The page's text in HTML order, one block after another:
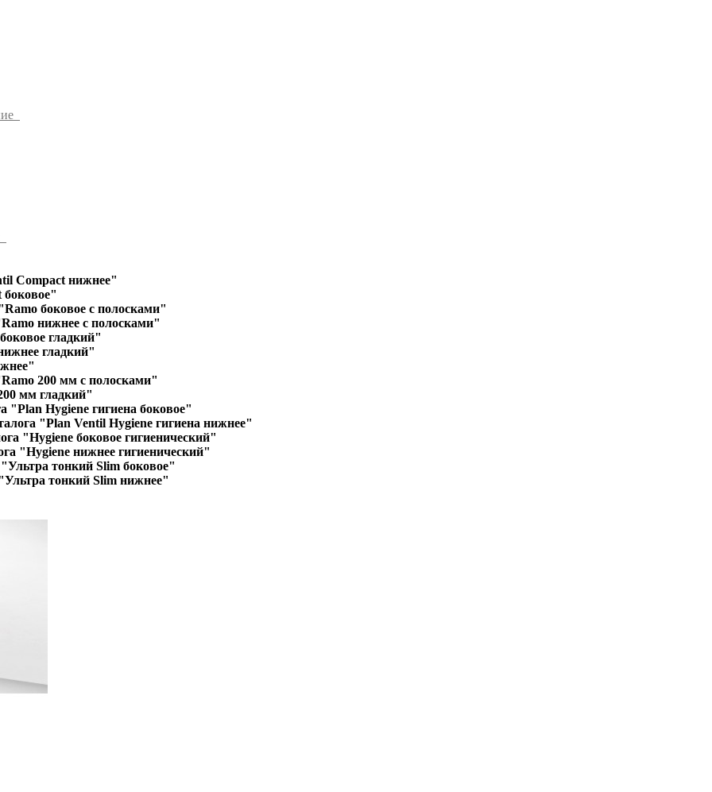
Compact нижнее"
боковое"
боковое с полосками"
нижнее с полосками"
гладкий"
гладкий"
200 мм с полосками"
мм гладкий"
"Plan Hygiene гигиена боковое"
"Plan Ventil Hygiene гигиена нижнее"
"Hygiene боковое гигиенический"
"Hygiene нижнее гигиенический"
тонкий Slim боковое"
тонкий Slim нижнее"